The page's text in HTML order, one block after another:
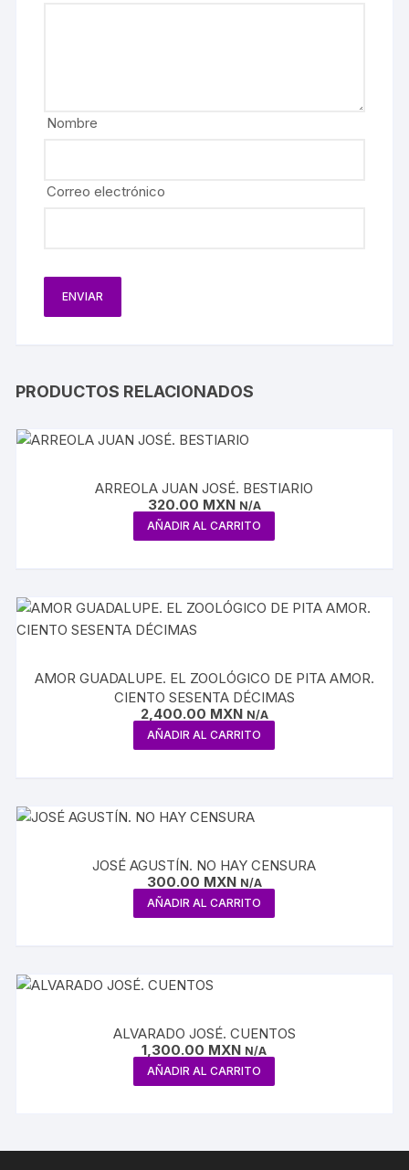
Nombre
Correo electrónico
PRODUCTOS RELACIONADOS
ARREOLA JUAN JOSÉ. BESTIARIO
320.00 MXN N/A
AÑADIR AL CARRITO
AMOR GUADALUPE. EL ZOOLÓGICO DE PITA AMOR.
CIENTO SESENTA DÉCIMAS
2,400.00 MXN N/A
AÑADIR AL CARRITO
JOSÉ AGUSTÍN. NO HAY CENSURA
300.00 MXN N/A
AÑADIR AL CARRITO
ALVARADO JOSÉ. CUENTOS
1,300.00 MXN N/A
AÑADIR AL CARRITO